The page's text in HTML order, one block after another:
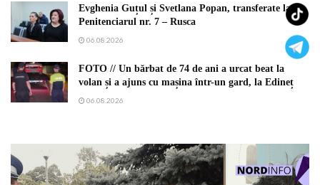
Evghenia Guțul și Svetlana Popan, transferate la
Penitenciarul nr. 7 – Rusca
06.08.2026
FOTO // Un bărbat de 74 de ani a urcat beat la
volan și a ajuns cu mașina într-un gard, la Edineț
06.08.2026